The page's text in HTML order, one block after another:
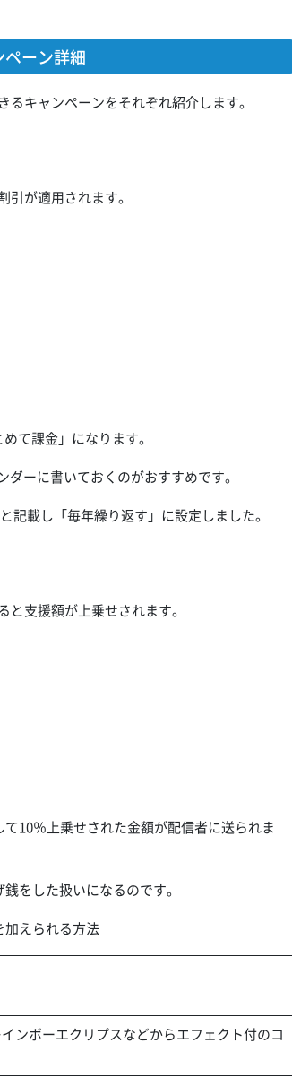
ーン詳細
キャンペーンをそれぞれ紹介します。
が適用されます。
て課金」になります。
ーに書いておくのがおすすめです。
載し「毎年繰り返す」に設定しました。
支援額が上乗せされます。
10％上乗せされた金額が配信者に送られま
をした扱いになるのです。
えられる方法
ンボーエクリプスなどからエフェクト付のコ